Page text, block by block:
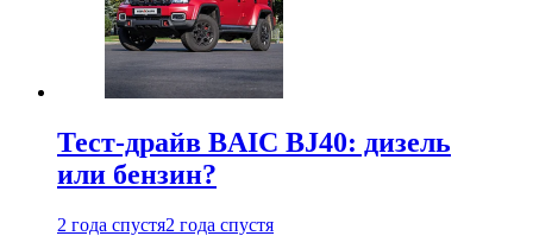
Тест-драйв BAIC BJ40: дизель
или бензин?
2 года спустя2 года спустя